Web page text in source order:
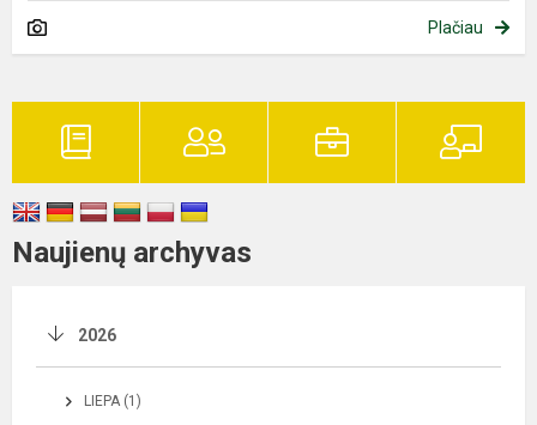
Plačiau
Naujienų archyvas
2026
LIEPA (1)